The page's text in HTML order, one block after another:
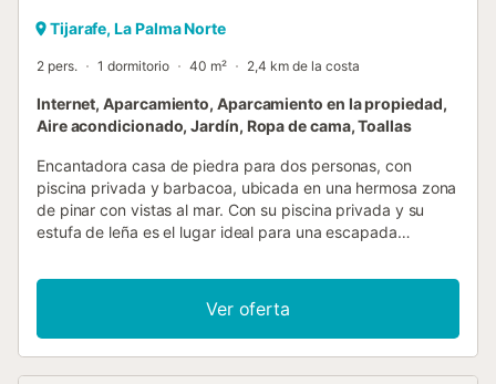
Tijarafe, La Palma Norte
2 pers. 1 dormitorio 40 m² 2,4 km de la costa
Internet, Aparcamiento, Aparcamiento en la propiedad,
Aire acondicionado, Jardín, Ropa de cama, Toallas
Encantadora casa de piedra para dos personas, con
piscina privada y barbacoa, ubicada en una hermosa zona
de pinar con vistas al mar. Con su piscina privada y su
estufa de leña es el lugar ideal para una escapada
equipada, aire acondicionado (frío y calor), WIFI, TV vía
satélite,caja fuerte, 1 dormitorio con 2 camas individuales y
1 baño con ducha. El alojamiento se encuentra en una
zona rural con mucha privacidad. No ser permite ningún
Ver oferta